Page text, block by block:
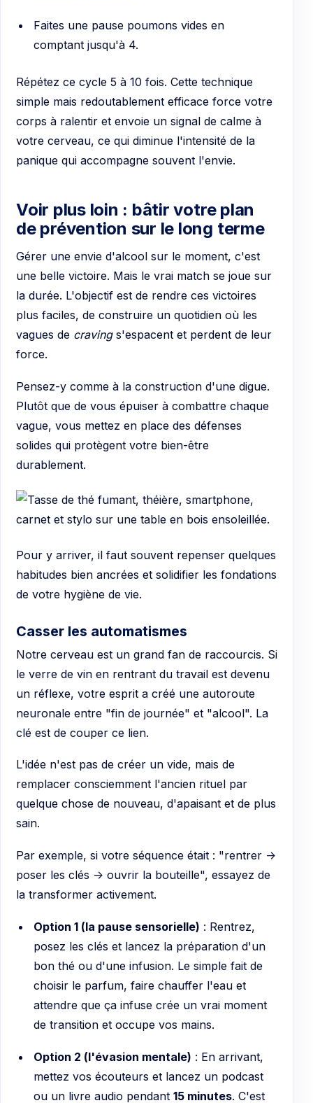
Faites une pause poumons vides en
comptant jusqu'à 4.
Répétez ce cycle 5 à 10 fois. Cette technique
simple mais redoutablement efficace force votre
corps à ralentir et envoie un signal de calme à
votre cerveau, ce qui diminue l'intensité de la
panique qui accompagne souvent l'envie.
Voir plus loin : bâtir votre plan
de prévention sur le long terme
Gérer une envie d'alcool sur le moment, c'est
une belle victoire. Mais le vrai match se joue sur
la durée. L'objectif est de rendre ces victoires
plus faciles, de construire un quotidien où les
vagues de cravings'espacent et perdent de leur
force.
Pensez-y comme à la construction d'une digue.
Plutôt que de vous épuiser à combattre chaque
vague, vous mettez en place des défenses
solides qui protègent votre bien-être
durablement.
Pour y arriver, il faut souvent repenser quelques
habitudes bien ancrées et solidifier les fondations
de votre hygiène de vie.
Casser les automatismes
Notre cerveau est un grand fan de raccourcis. Si
le verre de vin en rentrant du travail est devenu
un réflexe, votre esprit a créé une autoroute
neuronale entre "fin de journée" et "alcool". La
clé est de couper ce lien.
L'idée n'est pas de créer un vide, mais de
remplacer consciemment l'ancien rituel par
quelque chose de nouveau, d'apaisant et de plus
sain.
Par exemple, si votre séquence était : "rentrer ->
poser les clés -> ouvrir la bouteille", essayez de
la transformer activement.
Option 1 (la pause sensorielle) : Rentrez,
posez les clés et lancez la préparation d'un
bon thé ou d'une infusion. Le simple fait de
choisir le parfum, faire chauffer l'eau et
attendre que ça infuse crée un vrai moment
de transition et occupe vos mains.
Option 2 (l'évasion mentale) : En arrivant,
mettez vos écouteurs et lancez un podcast
ou un livre audio pendant 15 minutes. C'est